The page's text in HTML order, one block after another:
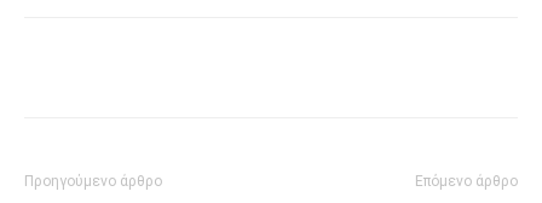
Προηγούμενο άρθρο Επόμενο άρθρο